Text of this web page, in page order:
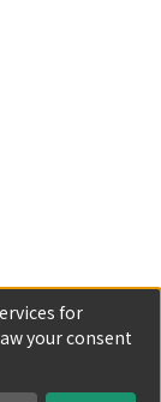
List
copyright,
for
your consent